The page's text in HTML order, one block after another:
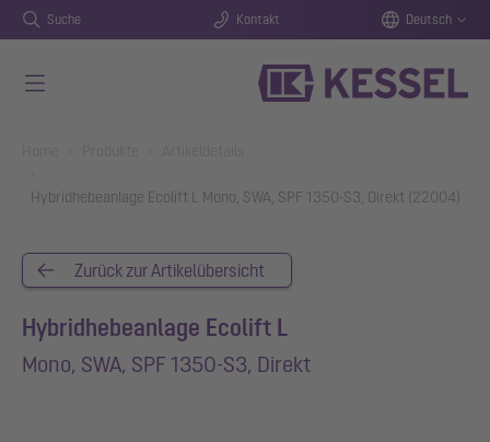
Suche Kontakt Deutsch
Hybridhebeanlage Ecolift L Mono, SWA, SPF 1350-S3, Direkt (22004)
Zurück zur Artikelübersicht
Hybridhebeanlage Ecolift L
Mono, SWA, SPF 1350-S3, Direkt